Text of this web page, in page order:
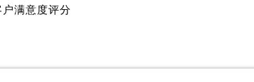
级技师之一
户满意度评分